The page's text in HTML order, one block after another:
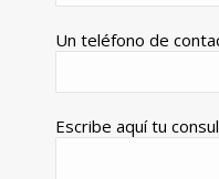
Un teléfono de
Escribe aquí tu